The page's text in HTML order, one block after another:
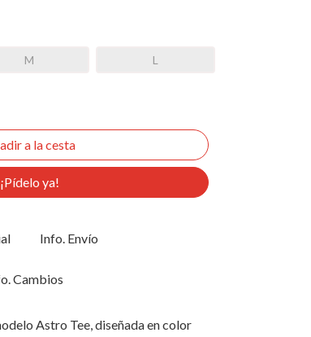
M L
¡Pídelo ya!
Info. Envío
Cambios
Astro Tee, diseñada en color